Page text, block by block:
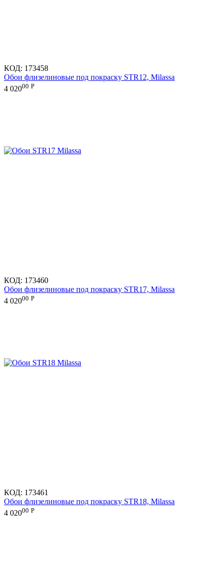
КОД: 173458
Обои флизелиновые под покраску STR12, Milassa
4 02000 Р
КОД: 173460
Обои флизелиновые под покраску STR17, Milassa
4 02000 Р
КОД: 173461
Обои флизелиновые под покраску STR18, Milassa
4 02000 Р